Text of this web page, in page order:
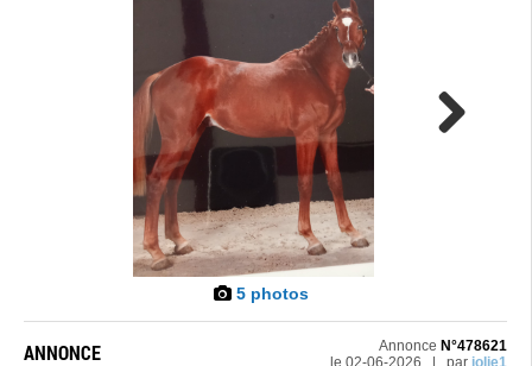
5 photos
ANNONCE Annonce N°478621
le 02-06-2026 | par jolie1